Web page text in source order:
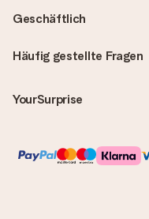
Häufig gestellte Fragen
YourSurprise
Geschäftlich